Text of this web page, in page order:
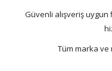
Güvenli alışveriş
Tüm marka ve